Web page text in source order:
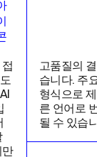
만
고품질의
습니다. 주
형식으로
른 언어로
될 수 있습